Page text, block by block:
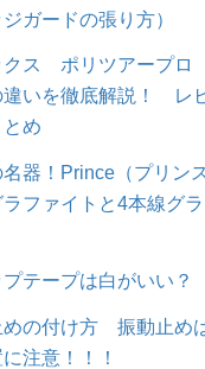
ジガードの張り方）
クス ポリツアープ
違いを徹底解説！ レ
め
器！Prince（プリン
ファイトと4本線グ
テープは白がいい？
めの付け方 振動止め
注意！！！